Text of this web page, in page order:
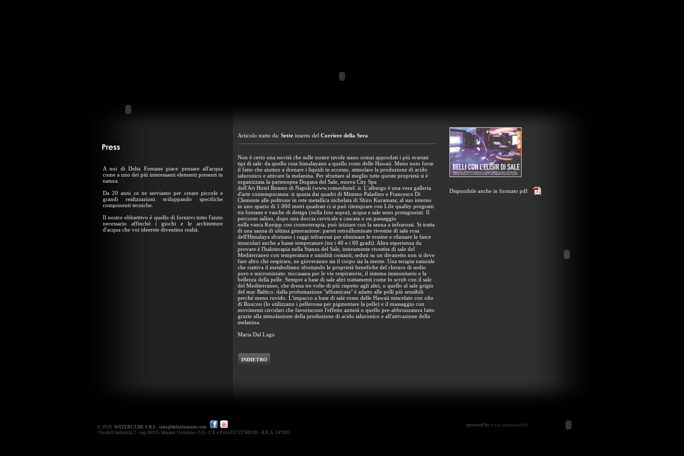
A noi di Delta Fontane piace pensare all'acqua
come a uno dei più interessanti elementi presenti in
natura.
Da 20 anni ce ne serviamo per creare piccole e
grandi realizzazioni sviluppando specifiche
componenti tecniche.
Il nostro obbiettivo è quello di fornirvi tutto l'aiuto
necessario affinchè i giochi e le architetture
d'acqua che voi ideerete diventino realtà.
Articolo tratto da: Sette inserto del Corriere della Sera
Non è certo una novità che sulle nostre tavole siano ormai approdati i più svariati
tipi di sale: da quello rosa himalayano a quello rosso delle Hawaii. Meno noto forse
il fatto che aiutino a drenare i liquidi in eccesso, stimolare la produzione di acido
ialuronico e attivare la melanina. Per sfruttare al meglio tutte queste proprietà si è
organizzata la partenopea Dogana del Sale, nuova City Spa
dell'Art Hotel Romeo di Napoli (www.romeohotel. it. L'albergo è una vera galleria
d'arte contemporanea: si spazia dai quadri di Mimmo Paladino e Francesco Di
Clemente alle poltrone in rete metallica nichelata di Shiro Kuramata; al suo interno
in uno spazio di 1.000 metri quadrati ci si può ritemprare con Life quality program:
tra fontane e vasche di design (nella foto sopra), acqua e sale sono protagonisti. Il
percorso salino, dopo una doccia cervicale a cascata o un passaggio
nella vasca Kneipp con cromoterapia, può iniziare con la sauna a infrarossi. Si tratta
di una sauna di ultima generazione: pareti retroilluminate rivestite di sale rosa
dell'Himalaya sfruttano i raggi infrarossi per eliminare le tossine e rilassare le fasce
muscolari anche a basse temperature (tra i 40 e i 60 gradi). Altra esperienza da
provare è l'haloterapia nella Stanza del Sale, interamente rivestita di sale del
Mediterraneo con temperatura e umidità costanti; seduti su un divanetto non si deve
fare altro che respirare, ne gioveranno sia il corpo sia la mente. Una terapia naturale
che riattiva il metabolismo sfruttando le proprietà benefiche del cloruro di sodio
puro e micronizzato: toccasana per le vie respiratorie, il sistema immunitario e la
bellezza della pelle. Sempre a base di sale altri trattamenti come lo scrub con il sale
del Mediterraneo, che drena tre volte di più rispetto agli altri, o quello al sale grigio
del mar Baltico: dalla profumazione "affumicata" è adatto alle pelli più sensibili
perché meno ruvido. L'impacco a base di sale rosso delle Hawaii miscelato con olio
di Roucou (lo utilizzano i pellerossa per pigmentare la pelle) e il massaggio con
movimenti circolari che favoriscono l'effetto antietà o quello pre-abbronzatura fatto
grazie alla stimolazione della produzione di acido ialuronico e all'attivazione della
melanina.
Maria Dal Lago
INDIETRO
Disponibile anche in formato pdf
© 2026 WATERCUBE S.R.L. info@deltafontane.com powered by www.omniaweb.it
Via dell'industria 2 - cap 36035 Marano Vicentino (VI) - C.F. e P.iva 03713780249 - R.E.A. 347802